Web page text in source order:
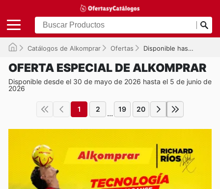
Catálogos de Alkomprar Ofertas Disponible hasta el 05/06/2026
OFERTA ESPECIAL DE ALKOMPRAR
Disponible desde el 30 de mayo de 2026 hasta el 5 de junio de
2026
1 2 ... 19 20